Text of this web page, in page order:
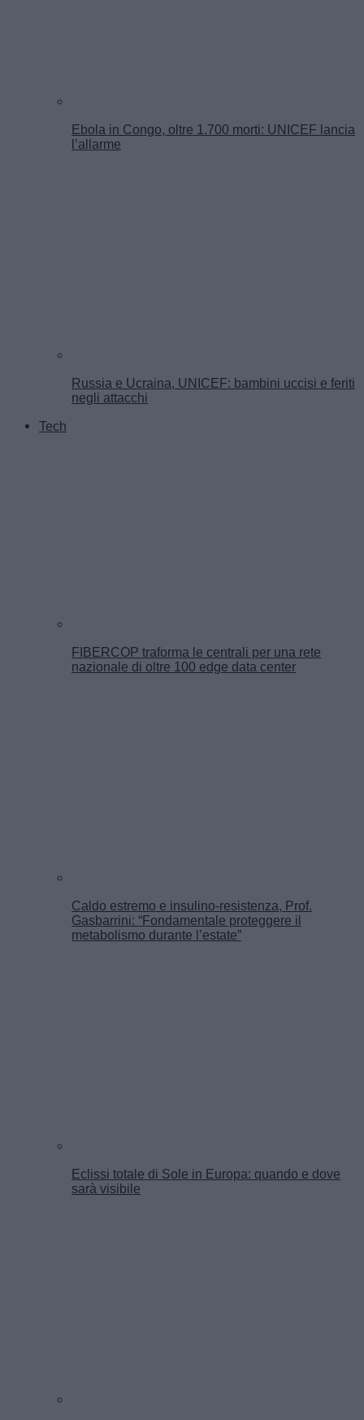
Ebola in Congo, oltre 1.700 morti: UNICEF lancia
l’allarme
Russia e Ucraina, UNICEF: bambini uccisi e feriti
negli attacchi
Tech
FIBERCOP traforma le centrali per una rete
nazionale di oltre 100 edge data center
Caldo estremo e insulino-resistenza, Prof.
Gasbarrini: “Fondamentale proteggere il
metabolismo durante l’estate”
Eclissi totale di Sole in Europa: quando e dove
sarà visibile